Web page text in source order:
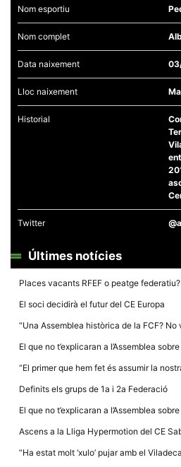
Nom esportiu
Nom complet
Data naixement
Lloc naixement
Historial
Twitter
Últimes notícies
Places vacants RFEF o peatge federatiu?
El soci decidirà el futur del CE Europa
“Una Assemblea històrica de la FCF?
El que no t’explicaran a l’Assemblea
“El primer que hem fet és assumir la
Definits els grups de 1a i 2a Federació
El que no t’explicaran a l’Assemblea sobre
Ascens a la Lliga Hypermotion del CE
“Ha estat molt ‘xulo’ pujar amb el